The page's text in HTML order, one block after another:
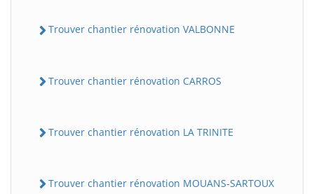
Trouver chantier rénovation VALBONNE
Trouver chantier rénovation CARROS
Trouver chantier rénovation LA TRINITE
Trouver chantier rénovation MOUANS-SARTOUX